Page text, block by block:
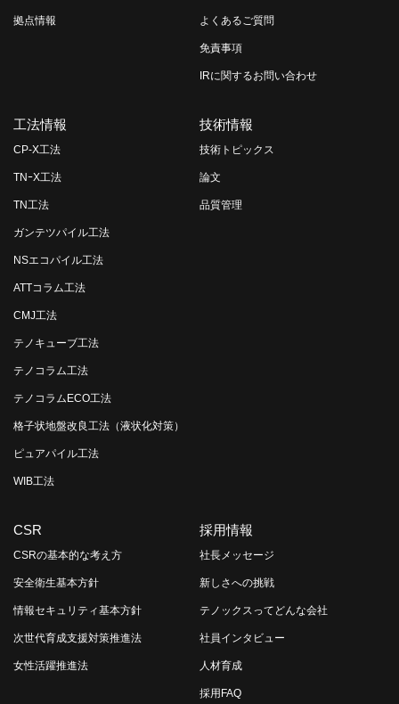
拠点情報 よくあるご質問
免責事項
IRに関するお問い合わせ
工法情報
CP-X工法
TNｰX工法
TN工法
ガンテツパイル工法
NSエコパイル工法
ATTコラム工法
CMJ工法
テノキューブ工法
テノコラム工法
テノコラムECO工法
格子状地盤改良工法（液状化対策）
ピュアパイル工法
WIB工法
技術情報
技術トピックス
論文
品質管理
CSR
CSRの基本的な考え方
安全衛生基本方針
情報セキュリティ基本方針
次世代育成支援対策推進法
女性活躍推進法
採用情報
社長メッセージ
新しさへの挑戦
テノックスってどんな会社
社員インタビュー
人材育成
採用FAQ